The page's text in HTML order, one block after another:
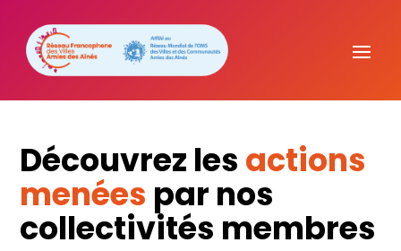
Découvrez les actions
menées par nos
collectivités membres